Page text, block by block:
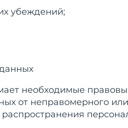
убеждений;
необходимые
от неправомерного